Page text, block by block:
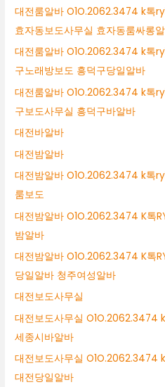
대전룸알바 O1O.2062.3474 k톡
효자동보도사무실 효자동룸싸롱
대전룸알바 O1O.2062.3474 k톡
구노래방보도 흥덕구당일알바
대전룸알바 O1O.2062.3474 k톡
구보도사무실 흥덕구바알바
대전바알바
대전밤알바
대전밤알바 O1O.2062.3474 k톡
룸보도
대전밤알바 O1O.2062.3474 K톡
밤알바
대전밤알바 O1O.2062.3474 K톡
당일알바 청주여성알바
대전보도사무실
대전보도사무실
세종시바알바
대전보도사무실
대전당일알바